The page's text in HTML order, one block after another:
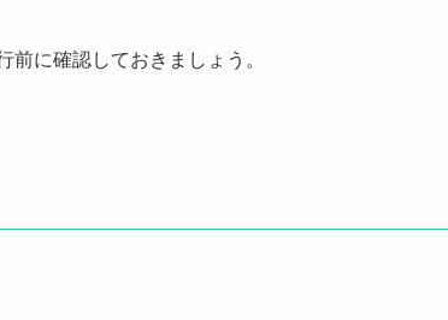
前に確認しておきましょう。